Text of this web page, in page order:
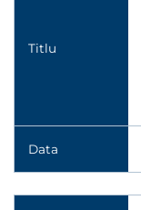
Titlu
Data